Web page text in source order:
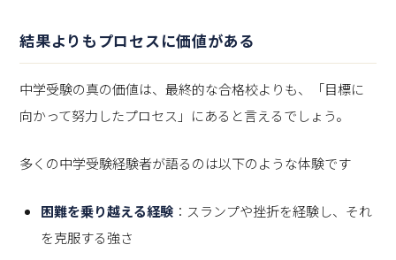
結果よりもプロセスに価値がある
中学受験の真の価値は、最終的な合格校よりも、「目標に
向かって努力したプロセス」にあると言えるでしょう。
多くの中学受験経験者が語るのは以下のような体験です
困難を乗り越える経験 ：スランプや挫折を経験し、それ
を克服する強さ